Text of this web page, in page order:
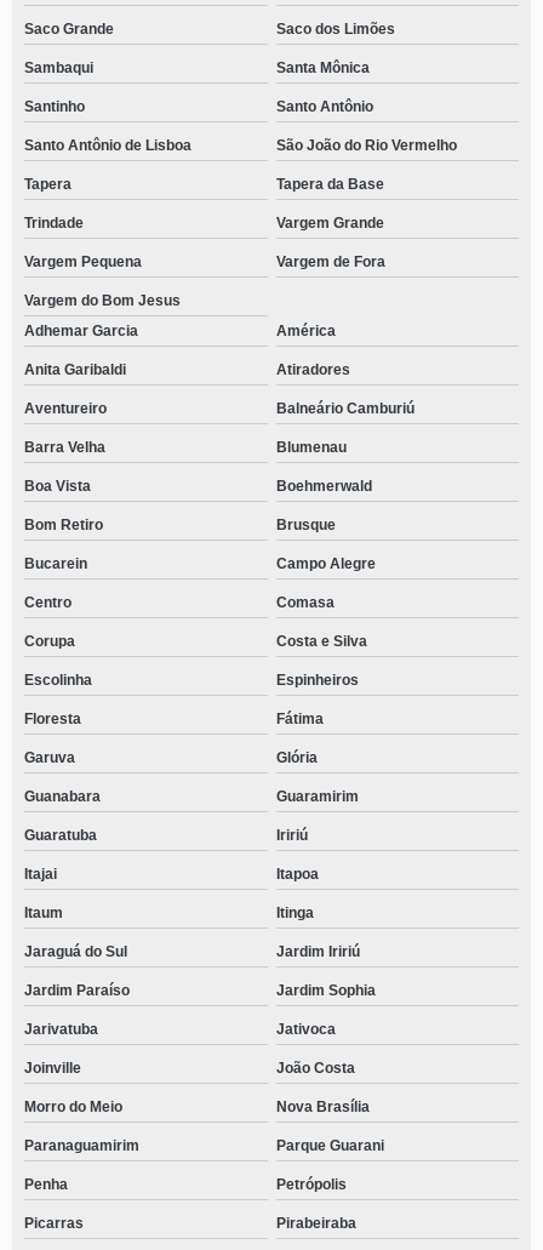
Saco Grande Saco dos Limões
Sambaqui Santa Mônica
Santinho Santo Antônio
Santo Antônio de Lisboa São João do Rio Vermelho
Tapera Tapera da Base
Trindade Vargem Grande
Vargem Pequena Vargem de Fora
Vargem do Bom Jesus
Adhemar Garcia
América
Anita Garibaldi Atiradores
Aventureiro Balneário Camburiú
Barra Velha Blumenau
Boa Vista Boehmerwald
Bom Retiro Brusque
Bucarein Campo Alegre
Centro Comasa
Corupa Costa e Silva
Escolinha Espinheiros
Floresta Fátima
Garuva Glória
Guanabara Guaramirim
Guaratuba Iririú
Itajai Itapoa
Itaum Itinga
Jaraguá do Sul Jardim Iririú
Jardim Paraíso Jardim Sophia
Jarivatuba Jativoca
Joinville João Costa
Morro do Meio Nova Brasília
Paranaguamirim Parque Guarani
Penha Petrópolis
Picarras Pirabeiraba